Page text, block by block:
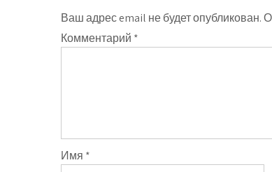
Ваш адрес email не будет опубликован.
Комментарий *
Имя *